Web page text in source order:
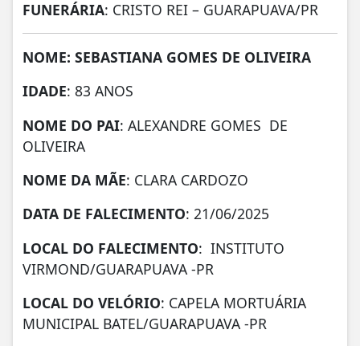
FUNERÁRIA: CRISTO REI – GUARAPUAVA/PR
NOME: SEBASTIANA GOMES DE OLIVEIRA
IDADE: 83 ANOS
NOME DO PAI: ALEXANDRE GOMES DE
OLIVEIRA
NOME DA MÃE: CLARA CARDOZO
DATA DE FALECIMENTO: 21/06/2025
LOCAL DO FALECIMENTO: INSTITUTO
VIRMOND/GUARAPUAVA -PR
LOCAL DO VELÓRIO: CAPELA MORTUÁRIA
MUNICIPAL BATEL/GUARAPUAVA -PR